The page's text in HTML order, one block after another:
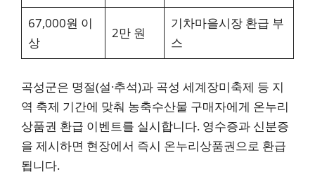
67,000원 이
상
2만 원
기차마을시장 환급 부
스
곡성군은 명절(설·추석)과 곡성 세계장미축제 등 지
역 축제 기간에 맞춰 농축수산물 구매자에게 온누리
상품권 환급 이벤트를 실시합니다. 영수증과 신분증
을 제시하면 현장에서 즉시 온누리상품권으로 환급
됩니다.